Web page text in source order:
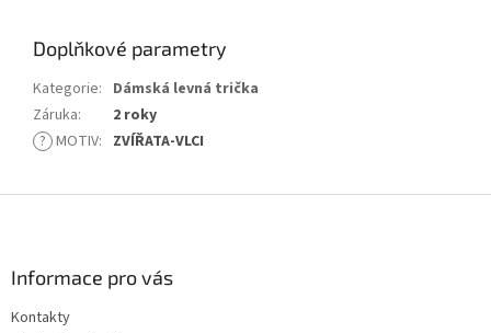
Doplňkové parametry
Kategorie: Dámská levná trička
Záruka:
2 roky
? MOTIV: ZVÍŘATA-VLCI
Informace pro vás
Kontakty